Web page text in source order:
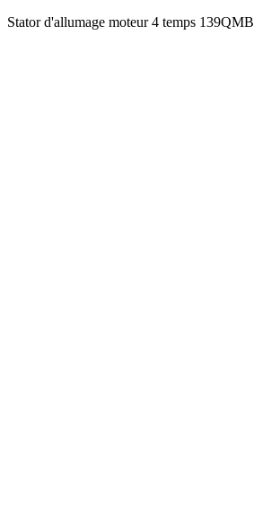
Stator d'allumage moteur 4 temps 139QMB